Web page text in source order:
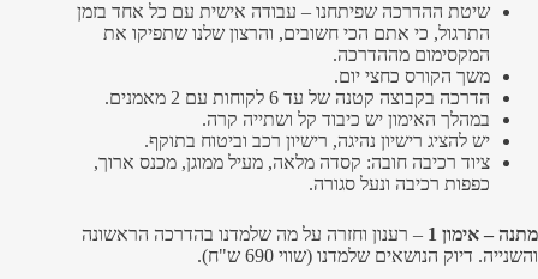
שיטת ההדרכה שפיתחנו – עבודה אישית עם כל אחד בזמן
התרגול, כי אתם הכי חשובים, והרצון שלנו שתפיקו את
המקסימום מההדרכה.
משך הקורס כחצי יום.
הדרכה בקבוצה קטנה של עד 6 לקוחות עם 2 מאמנים.
במהלך האימון יש כיבוד קל ושתייה קרה.
יש להציג רישיון נהיגה, רישיון רכב וביטוח בתוקף.
ציוד רכיבה חובה: קסדה מלאה, מעיל ממוגן, מכנס ארוך,
כפפות רכיבה ונעל סגורה.
מתנה – אימון 1
– רענון וחזרה על מה שלמדנו בהדרכה הראשונה
והשנייה. דיוק הנושאים שלמדנו (שווי 690 ש"ח).